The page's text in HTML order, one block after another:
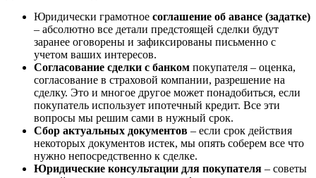
Юридически грамотное соглашение об авансе (задатке)
– абсолютно все детали предстоящей сделки будут
заранее оговорены и зафиксированы письменно с
учетом ваших интересов.
Согласование сделки с банком покупателя – оценка,
согласование в страховой компании, разрешение на
сделку. Это и многое другое может понадобиться, если
покупатель использует ипотечный кредит. Все эти
вопросы мы решим сами в нужный срок.
Сбор актуальных документов – если срок действия
некоторых документов истек, мы опять соберем все что
нужно непосредственно к сделке.
Юридические консультации для покупателя – советы